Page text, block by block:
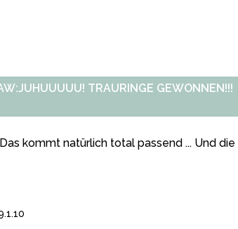
TRAURINGE GEWONNEN!!!
kommt natürlich total passend ... Und